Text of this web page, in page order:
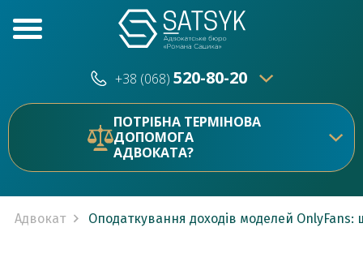
+38 (068) 520-80-20
520-80-20
ПОТРІБНА ТЕРМІНОВА
ДОПОМОГА
АДВОКАТА?
Адвокат Оподаткування доходів моделей